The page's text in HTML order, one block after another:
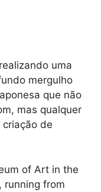
uma
mergulho
que não
mas qualquer
de
of Art in the
running from